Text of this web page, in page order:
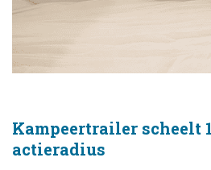
Kampeertrailer scheelt
actieradius